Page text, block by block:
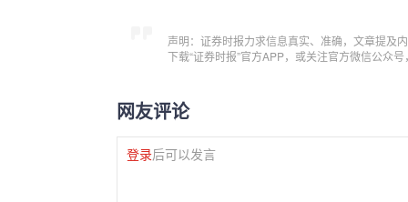
声明：证券时报力求信息真实、准确，文章提及
下载“证券时报”官方APP，或关注官方微信公众
网友评论
登录后可以发言